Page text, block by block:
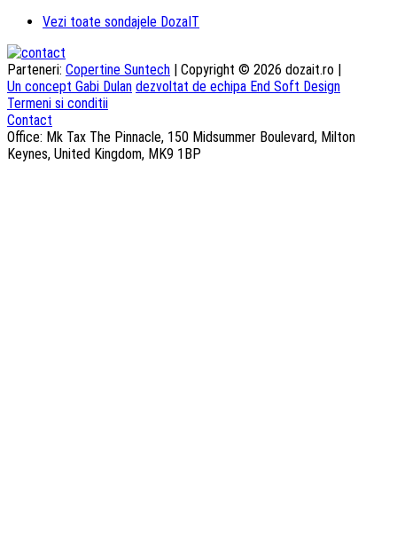
Vezi toate sondajele DozaIT
Parteneri: Copertine Suntech | Copyright © 2026 dozait.ro |
Un concept Gabi Dulan dezvoltat de echipa End Soft Design
Termeni si conditii
Contact
Office: Mk Tax The Pinnacle, 150 Midsummer Boulevard, Milton
Keynes, United Kingdom, MK9 1BP